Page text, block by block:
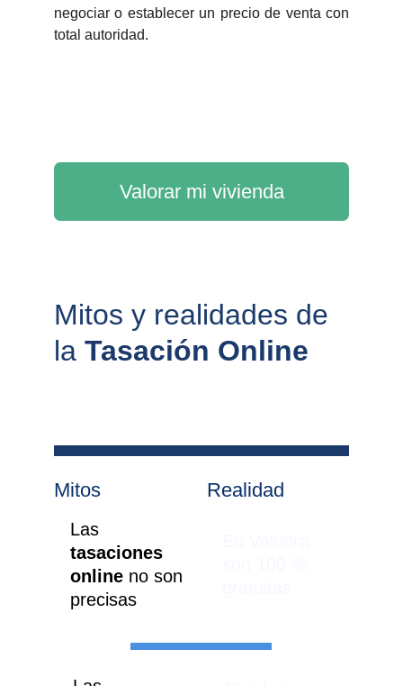
negociar o establecer un precio de venta con
total autoridad.
Valorar mi vivienda
Mitos y realidades de
la Tasación Online
Mitos Realidad
Las
tasaciones
online no son
precisas